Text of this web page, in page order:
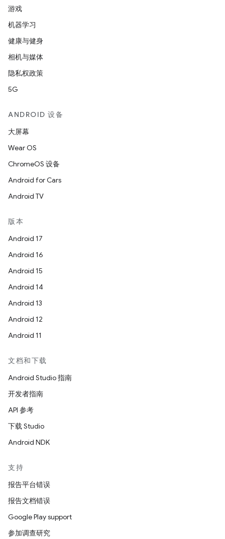
游戏
机器学习
健康与健身
相机与媒体
隐私权政策
5G
ANDROID 设备
大屏幕
Wear OS
ChromeOS 设备
Android for Cars
Android TV
版本
Android 17
Android 16
Android 15
Android 14
Android 13
Android 12
Android 11
文档和下载
Android Studio 指南
开发者指南
API 参考
下载 Studio
Android NDK
支持
报告平台错误
报告文档错误
Google Play support
参加调查研究